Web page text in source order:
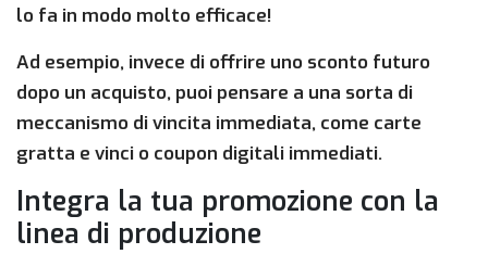
lo fa in modo molto efficace!
Ad esempio, invece di offrire uno sconto futuro
dopo un acquisto, puoi pensare a una sorta di
meccanismo di vincita immediata, come carte
gratta e vinci o coupon digitali immediati.
Integra la tua promozione con la
linea di produzione